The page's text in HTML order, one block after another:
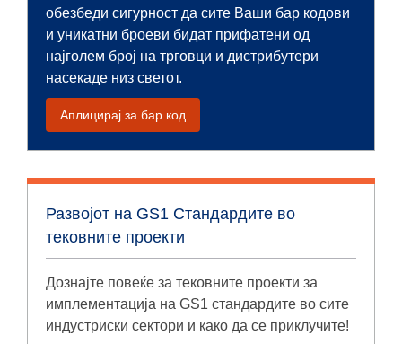
обезбеди сигурност да сите Ваши бар кодови
и уникатни броеви бидат прифатени од
најголем број на трговци и дистрибутери
насекаде низ светот.
Аплицирај за бар код
Развојот на GS1 Стандардите во
тековните проекти
Дознајте повеќе за тековните проекти за
имплементација на GS1 стандардите во сите
индустриски сектори и како да се приклучите!